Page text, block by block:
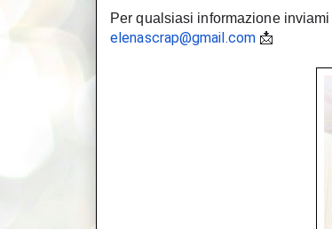
elenascrap@gmail.com 📩